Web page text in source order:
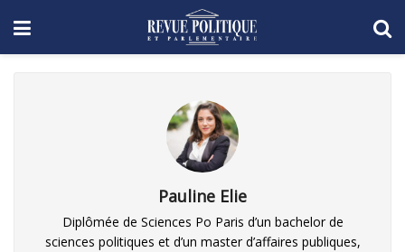
Pauline Elie
Diplômée de Sciences Po Paris d’un bachelor de
sciences politiques et d’un master d’affaires publiques,